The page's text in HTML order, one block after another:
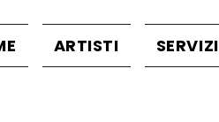
ARTISTI SERVIZI